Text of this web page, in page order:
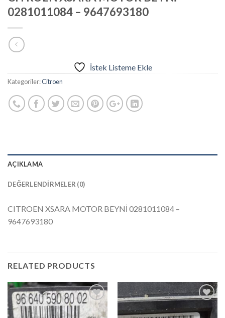
0281011084 – 9647693180
İstek Listeme Ekle
Kategoriler:Citroen
AÇIKLAMA
DEĞERLENDIRMELER (0)
CITROEN XSARA MOTOR BEYNİ 0281011084 –
9647693180
RELATED PRODUCTS